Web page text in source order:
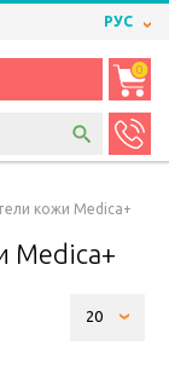
РУС
0
кожи Medica+
Medica+